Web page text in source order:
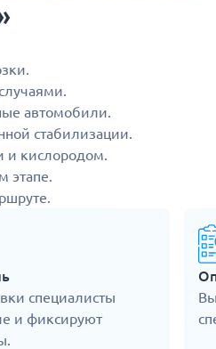
автомобили.
стабилизации.
и кислородом.
этапе.
специалисты
и фиксируют